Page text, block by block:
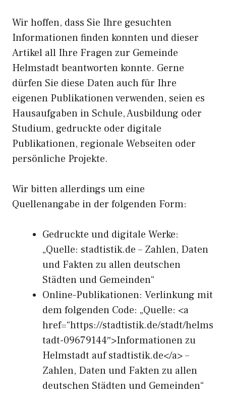
Wir hoffen, dass Sie Ihre gesuchten
Informationen finden konnten und dieser
Artikel all Ihre Fragen zur Gemeinde
Helmstadt beantworten konnte. Gerne
dürfen Sie diese Daten auch für Ihre
eigenen Publikationen verwenden, seien es
Hausaufgaben in Schule, Ausbildung oder
Studium, gedruckte oder digitale
Publikationen, regionale Webseiten oder
persönliche Projekte.
Wir bitten allerdings um eine
Quellenangabe in der folgenden Form:
Gedruckte und digitale Werke:
„Quelle: stadtistik.de – Zahlen, Daten
und Fakten zu allen deutschen
Städten und Gemeinden“
Online-Publikationen: Verlinkung mit
dem folgenden Code: „Quelle: <a
href=“https://stadtistik.de/stadt/helms
tadt-09679144″>Informationen zu
Helmstadt auf stadtistik.de</a> –
Zahlen, Daten und Fakten zu allen
deutschen Städten und Gemeinden“